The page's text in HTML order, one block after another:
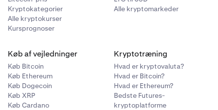
Kryptokategorier
Alle kryptokurser
Kursprognoser
Alle kryptomarkeder
Køb af vejledninger
Køb Bitcoin
Køb Ethereum
Køb Dogecoin
Køb XRP
Køb Cardano
Kryptotræning
Hvad er kryptovaluta?
Hvad er Bitcoin?
Hvad er Ethereum?
Bedste Futures-
kryptoplatforme